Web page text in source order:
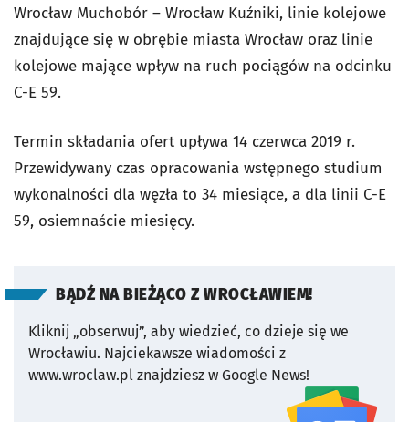
Wrocław Muchobór – Wrocław Kuźniki, linie kolejowe
znajdujące się w obrębie miasta Wrocław oraz linie
kolejowe mające wpływ na ruch pociągów na odcinku
C-E 59.
Termin składania ofert upływa 14 czerwca 2019 r.
Przewidywany czas opracowania wstępnego studium
wykonalności dla węzła to 34 miesiące, a dla linii C-E
59, osiemnaście miesięcy.
BĄDŹ NA BIEŻĄCO Z WROCŁAWIEM!
Kliknij „obserwuj”, aby wiedzieć, co dzieje się we
Wrocławiu. Najciekawsze wiadomości z
www.wroclaw.pl znajdziesz w Google News!